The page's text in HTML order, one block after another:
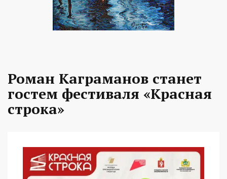
Роман Каграманов станет
гостем фестиваля «Красная
строка»